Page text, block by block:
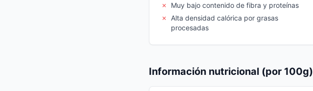
✗
Muy bajo contenido de fibra y proteínas
✗
Alta densidad calórica por grasas
procesadas
Información nutricional (por 100g)